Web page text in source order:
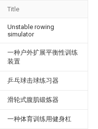
Title
Unstable rowing
simulator
一种户外扩展平衡性训练
装置
乒乓球击球练习器
滑轮式腹肌锻炼器
一种体育训练用健身杠